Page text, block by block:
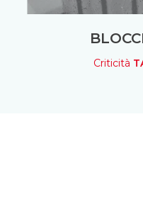
Criticità